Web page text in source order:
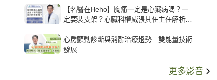
【名醫在Heho】胸痛一定是心臟病嗎？一
定要裝支架？心臟科權威張其任主任解析支
心房顫動診斷與消融治療趨勢：雙能量技術
發展
更多影音